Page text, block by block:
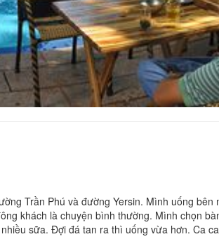
Trần Phú và đường Yersin. Mình uống
khách là chuyện bình thường. Mình chọn
sữa. Đợi đá tan ra thì uống vừa hơn. Ca